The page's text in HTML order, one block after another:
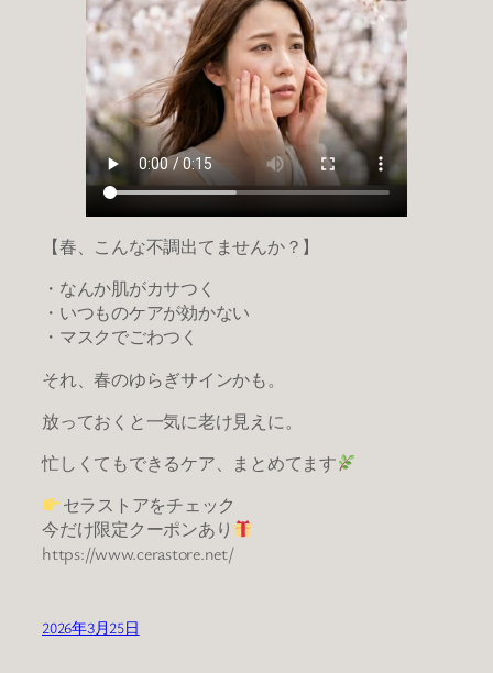
【春、こんな不調出てませんか？】
・なんか肌がカサつく
・いつものケアが効かない
・マスクでごわつく
それ、春のゆらぎサインかも。
放っておくと一気に老け見えに。
忙しくてもできるケア、まとめてます
セラストアをチェック
今だけ限定クーポンあり
https://www.cerastore.net/
2026年3月25日